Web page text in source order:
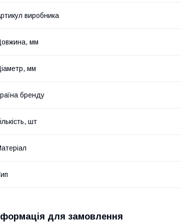
виробника
мм
мм
бренду
шт
для замовлення